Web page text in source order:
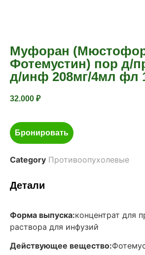
Муфоран
Фотемустин) пор д/
д/инф 208мг/4мл фл
32.000 ₽
Бронировать
Category Противоопухолевые
Детали
Форма выпуска:концентрат для
раствора для инфузий
Действующее вещество: